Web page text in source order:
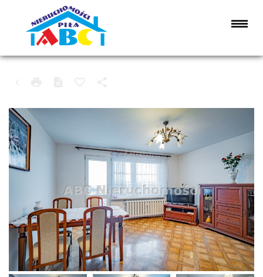
PIŁA, ZAMOŚĆ
MIESZKANIE NA SPRZEDAŻ